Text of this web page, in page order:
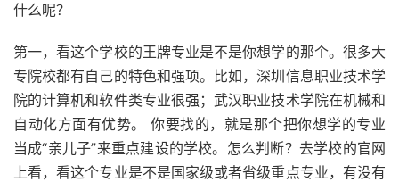
什么呢？
第一，看这个学校的王牌专业是不是你想学的那个。很多大
专院校都有自己的特色和强项。比如，深圳信息职业技术学
院的计算机和软件类专业很强；武汉职业技术学院在机械和
自动化方面有优势。 你要找的，就是那个把你想学的专业
当成“亲儿子”来重点建设的学校。怎么判断？去学校的官网
上看，看这个专业是不是国家级或者省级重点专业，有没有